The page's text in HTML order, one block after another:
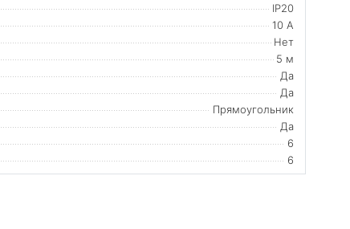
IP20
10 А
Нет
5 м
Да
Да
Прямоугольник
Да
6
6